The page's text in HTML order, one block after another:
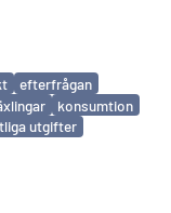
efterfrågan
konsumtion
utgifter